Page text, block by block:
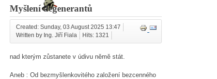
Myšlení degenerantů
Created: Sunday, 03 August 2025 13:47
Written by Ing. Jiří Fiala
Hits: 1321
nad kterým zůstanete v údivu němě stát.
Aneb : Od bezmyšlenkovitého založení bezcenného